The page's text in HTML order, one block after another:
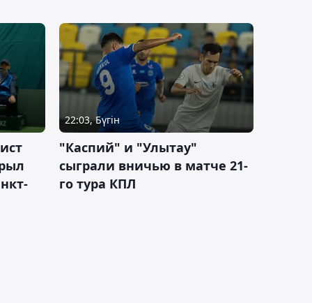
22:03, Бүгін
"Каспий" и "Улытау"
сыграли вничью в матче 21-
го тура КПЛ